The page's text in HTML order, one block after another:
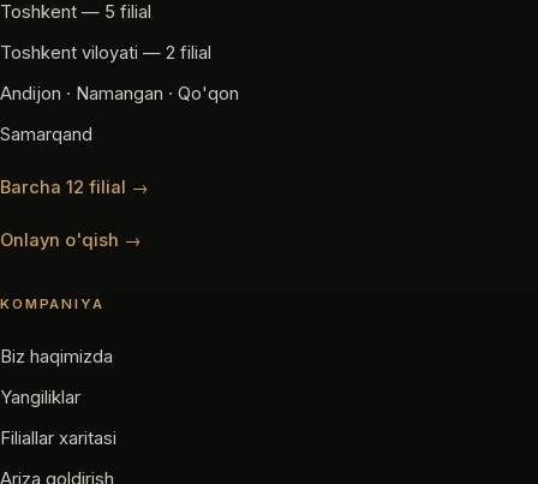
Toshkent — 5 filial
Toshkent viloyati — 2 filial
Andijon · Namangan · Qo'qon
Samarqand
Barcha 12 filial →
Onlayn o'qish →
KOMPANIYA
Biz haqimizda
Yangiliklar
Filiallar xaritasi
Ariza qoldirish